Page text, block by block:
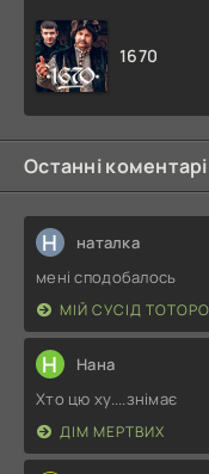
1670
Останні коментарі
Н наталка
мені сподобалось
МІЙ СУСІД ТОТОРО
Н Нана
Хто цю ху....знімає
ДІМ МЕРТВИХ